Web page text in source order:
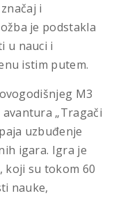
i
je podstakla
u nauci i
istim putem.
M3
„Tragači
uzbuđenje
igara. Igra je
koji su tokom 60
nauke,